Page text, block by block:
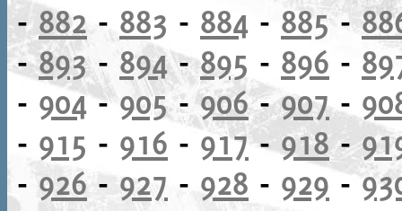
- 882- 883 - 884 - 885-
-893- 894-895 - 896 -
- 904-905-906-907-
- 915 - 916 - 917-918-
- 926-927 - 928 - 929-